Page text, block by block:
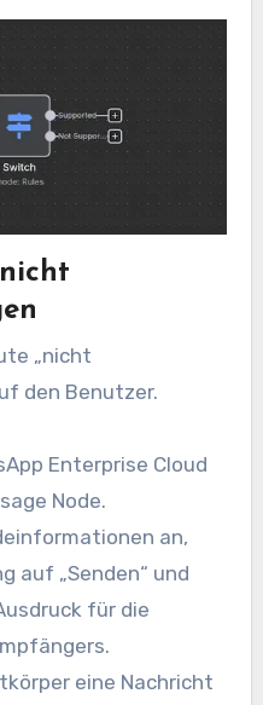
„nicht
den Benutzer.
Enterprise Cloud
Node.
an,
auf „Senden“ und
für die
eine Nachricht